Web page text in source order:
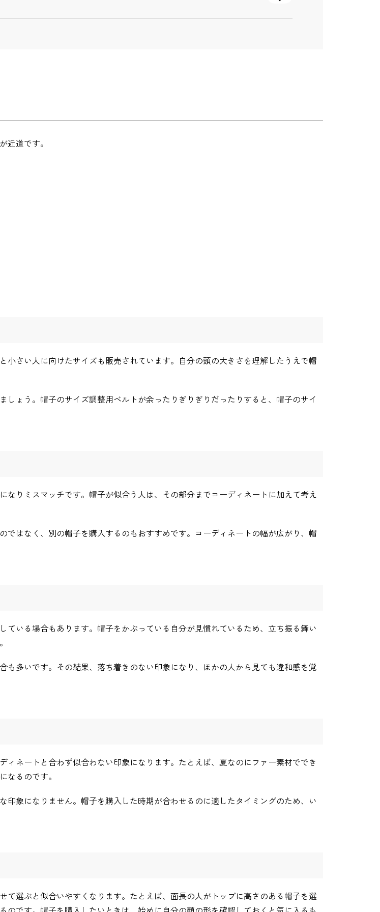
近道です。
さい人に向けたサイズも販売されています。自分の頭の大きさを理解したうえで帽
ょう。帽子のサイズ調整用ベルトが余ったりぎりぎりだったりすると、帽子のサイ
りミスマッチです。帽子が似合う人は、その部分までコーディネートに加えて考え
はなく、別の帽子を購入するのもおすすめです。コーディネートの幅が広がり、帽
いる場合もあります。帽子をかぶっている自分が見慣れているため、立ち振る舞い
多いです。その結果、落ち着きのない印象になり、ほかの人から見ても違和感を覚
ネートと合わず似合わない印象になります。たとえば、夏なのにファー素材ででき
なるのです。
象になりません。帽子を購入した時期が合わせるのに適したタイミングのため、い
選ぶと似合いやすくなります。たとえば、面長の人がトップに高さのある帽子を選